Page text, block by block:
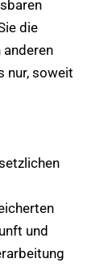
die
anderen
nur, soweit
und